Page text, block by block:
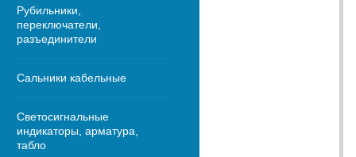
Рубильники,
переключатели,
разъединители
Сальники кабельные
Светосигнальные
индикаторы, арматура,
табло